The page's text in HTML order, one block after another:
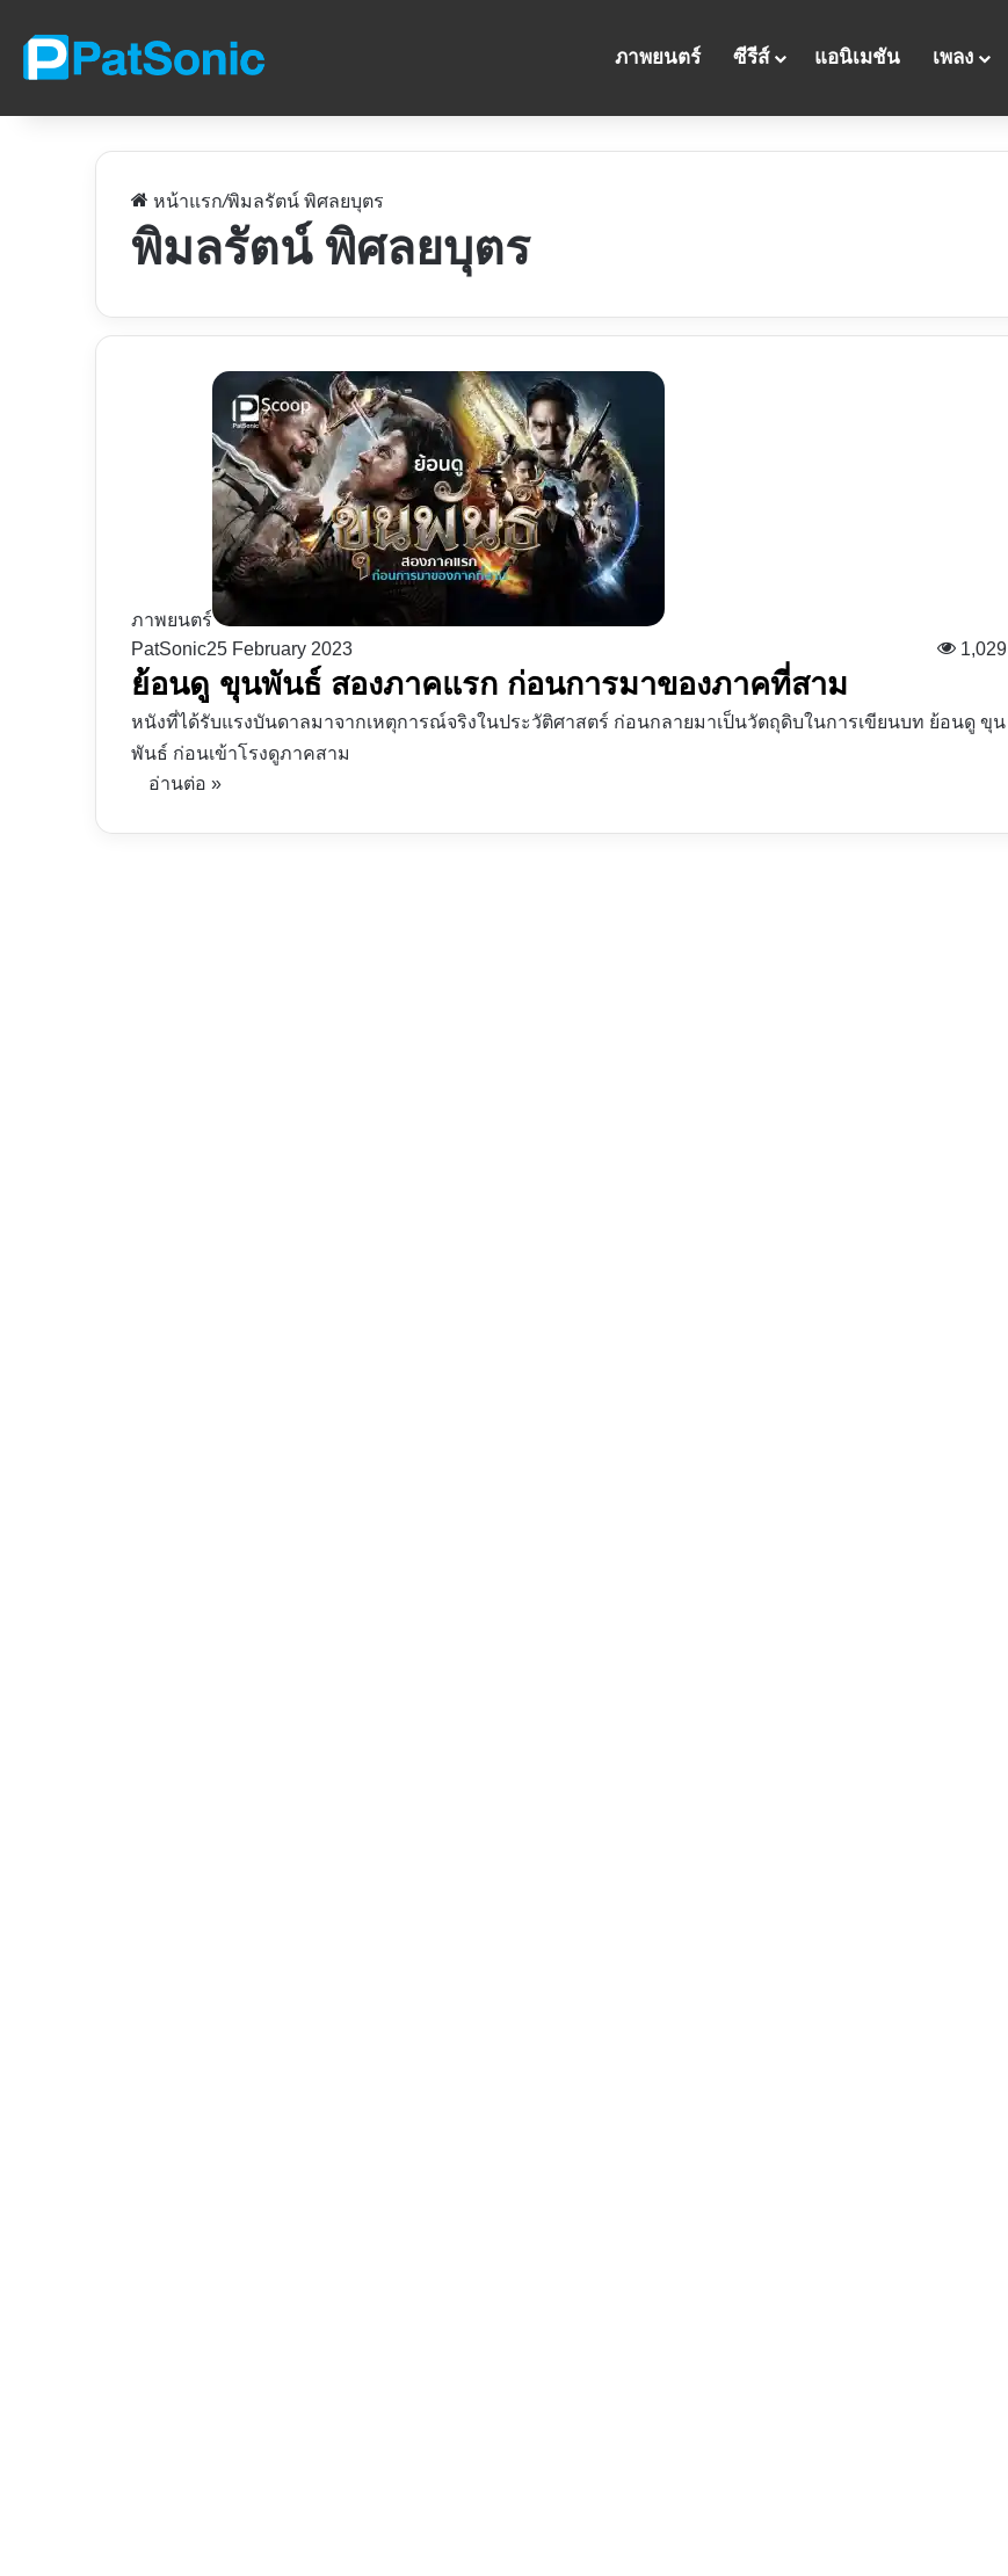
ภาพยนตร์ ซีรีส์ แอนิเมชัน เพลง
หน้าแรก/พิมลรัตน์ พิศลยบุตร
พิมลรัตน์ พิศลยบุตร
ภาพยนตร์
PatSonic25 February 2023 1,029
ย้อนดู ขุนพันธ์ สองภาคแรก ก่อนการมาของภาคที่สาม
หนังที่ได้รับแรงบันดาลมาจากเหตุการณ์จริงในประวัติศาสตร์ ก่อนกลายมาเป็นวัตถุดิบในการเขียนบท ย้อนดู ขุน
พันธ์ ก่อนเข้าโรงดูภาคสาม
อ่านต่อ »